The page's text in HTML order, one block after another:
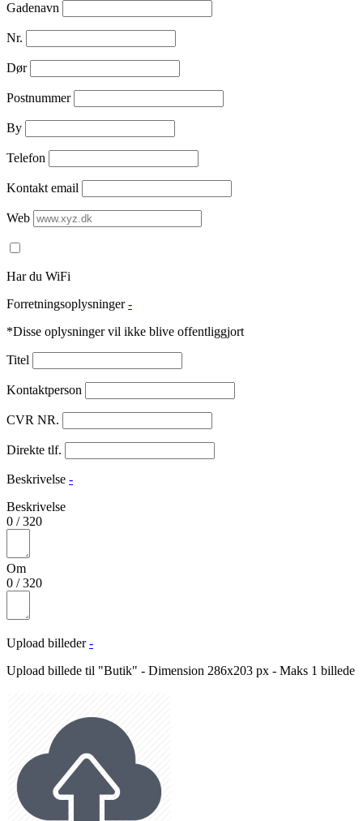
Gadenavn
Nr.
Dør
Postnummer
By
Telefon
Kontakt email
Web
Har du WiFi
Forretningsoplysninger -
*Disse oplysninger vil ikke blive offentliggjort
Titel
Kontaktperson
CVR NR.
Direkte tlf.
Beskrivelse -
Beskrivelse
0 /320
Om
0 /320
Upload billeder -
Upload billede til "Butik" - Dimension 286x203 px - Maks 1 billede